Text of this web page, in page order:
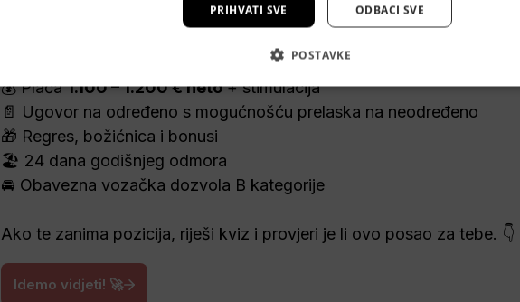
⚡ Održavanje elektroinstalacija i strojeva
💰 Plaća 1.100 – 1.200 € neto + stimulacija
📄 Ugovor na određeno s mogućnošću prelaska na neodređeno
🎁 Regres, božićnica i bonusi
🏖️ 24 dana godišnjeg odmora
🚘 Obavezna vozačka dozvola B kategorije
Ako te zanima pozicija, riješi kviz i provjeri je li ovo posao za tebe. 👇
Idemo vidjeti! 🚀
PRIHVATI SVE ODBACI SVE
POSTAVKE